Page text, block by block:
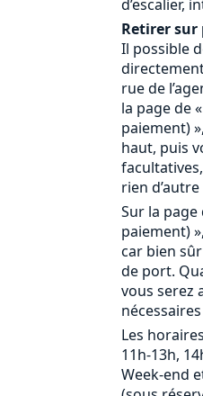
d’escalier,
Retirer sur
Il possible
rue de
la page de
paiement)
haut, puis
rien
Sur la
paiement)
car bien
de port.
vous serez
Les
11h-13h,
Week-end